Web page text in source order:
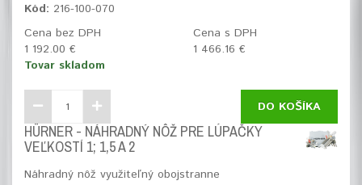
Kód: 216-100-070
Cena bez DPH
1 192.00 €
Cena s DPH
1 466.16 €
Tovar skladom
DO KOŠÍKA
HÜRNER - NÁHRADNÝ NÔŽ PRE LÚPAČKY
VEĽKOSTÍ 1; 1,5 A 2
Náhradný nôž využiteľný obojstranne